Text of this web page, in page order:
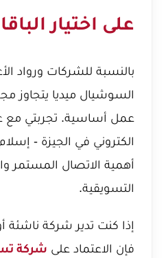
على اختيار
بالنسبة للشركات ورواد
السوشيال ميديا يتجاوز
عمل أساسية. تجربتي
الكتروني في الجيزة -
أهمية الاتصال المستمر
التسويقية.
إذا كنت تدير شركة ناشئة
فإن الاعتماد على شركة